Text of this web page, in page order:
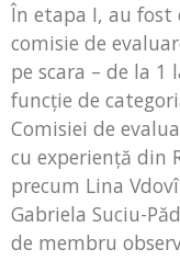
În etapa I, au fost
comisie de
pe scara – de la 1
funcție de
Comisiei de
cu experiență din
precum Lina
Gabriela Suciu-
de membru